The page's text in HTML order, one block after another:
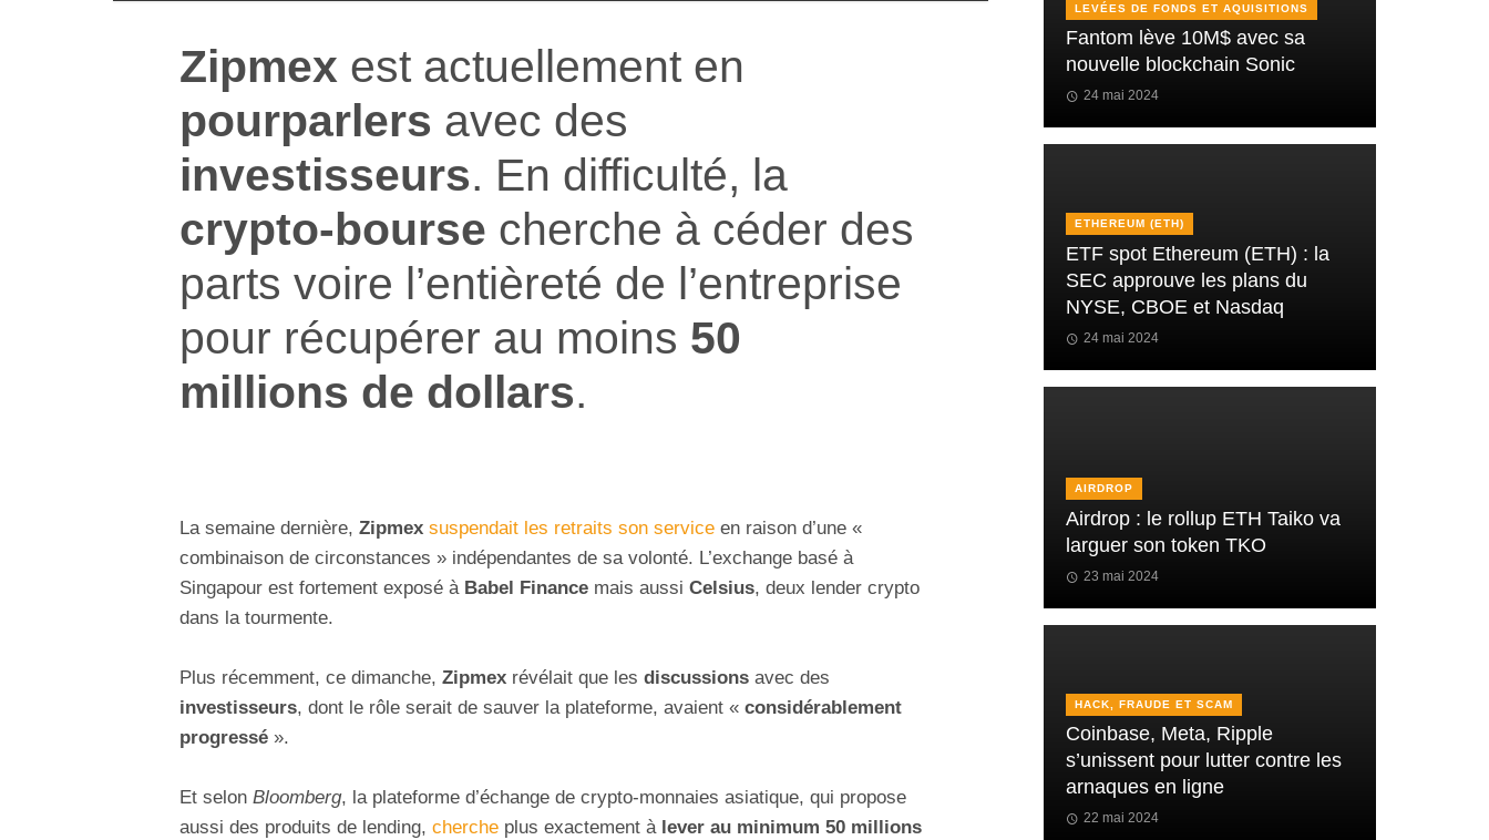
Zipmex est actuellement en
pourparlers avec des
investisseurs. En difficulté, la
crypto-bourse cherche à céder des
parts voire l’entièreté de l’entreprise
pour récupérer au moins 50
millions de dollars.
La semaine dernière, Zipmex suspendait les retraits son service en raison d’une «
combinaison de circonstances » indépendantes de sa volonté. L’exchange basé à
Singapour est fortement exposé àBabel Finance mais aussi Celsius, deux lender crypto
dans la tourmente.
Plus récemment, ce dimanche, Zipmex révélait que les discussions avec des
investisseurs, dont le rôle serait de sauver la plateforme, avaient « considérablement
progressé ».
Et selon Bloomberg, la plateforme d’échange de crypto-monnaies asiatique, qui propose
aussi des produits de lending, cherche plus exactement àlever au minimum 50 millions
LEVÉES DE FONDS ET AQUISITIONS
Fantom lève 10M$ avec sa
nouvelle blockchain Sonic
24 mai 2024
ETHEREUM (ETH)
ETF spot Ethereum (ETH) : la
SEC approuve les plans du
NYSE, CBOE et Nasdaq
24 mai 2024
AIRDROP
Airdrop : le rollup ETH Taiko va
larguer son token TKO
23 mai 2024
HACK, FRAUDE ET SCAM
Coinbase, Meta, Ripple
s’unissent pour lutter contre les
arnaques en ligne
22 mai 2024